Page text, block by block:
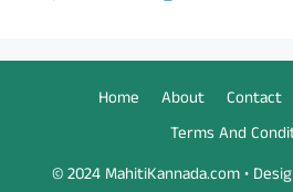
Home About Contact
Terms And
© 2024 MahitiKannada.com •